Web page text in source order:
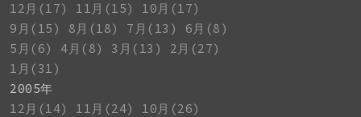
12月(17)
11月(15)
10月(17)
9月(15)
8月(18) 7月(13)
6月(8)
5月(6)
4月(8) 3月(13)
2月(27)
1月(31)
2005年
12月(14)
11月(24)
10月(26)